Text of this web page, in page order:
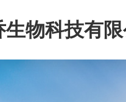
生物科技有